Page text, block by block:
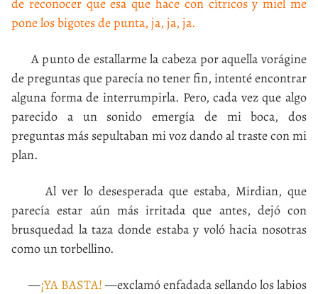
de reconocer que esa que hace con cítricos y miel me
pone los bigotes de punta, ja, ja, ja.
A punto de estallarme la cabeza por aquella vorágine
de preguntas que parecía no tener fin, intenté encontrar
alguna forma de interrumpirla. Pero, cada vez que algo
parecido a un sonido emergía de mi boca, dos
preguntas más sepultaban mi voz dando al traste con mi
plan.
Al ver lo desesperada que estaba, Mirdian, que
parecía estar aún más irritada que antes, dejó con
brusquedad la taza donde estaba y voló hacia nosotras
como un torbellino.
—¡YA BASTA! —exclamó enfadada sellando los labios